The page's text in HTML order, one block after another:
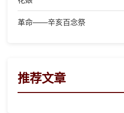
革命——辛亥百念祭
推荐文章